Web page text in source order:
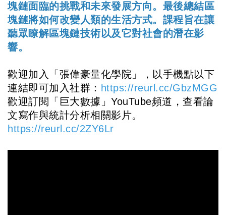
塊鏈面臨的挑戰和未來發展方向。最後總結區
塊鏈將如何改變人類的生活方式。課程旨在讓
聽眾瞭解區塊鏈技術以及它對社會的潛在影
響。
歡迎加入「張偉豪量化學院」，以手機點以下
連結即可加入社群： https://reurl.cc/GbzMGG
歡迎訂閱「巨大數據」YouTube頻道，查看論
文寫作與統計分析相關影片。
https://reurl.cc/2ZY6Lr